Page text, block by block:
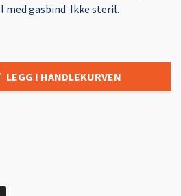
med gasbind. Ikke steril.
LEGG I HANDLEKURVEN